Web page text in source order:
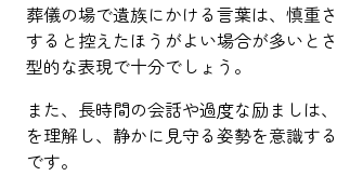
葬儀の場で遺族にかける言葉は、慎重
すると控えたほうがよい場合が多いと
型的な表現で十分でしょう。
また、長時間の会話や過度な励ましは
を理解し、静かに見守る姿勢を意識す
です。